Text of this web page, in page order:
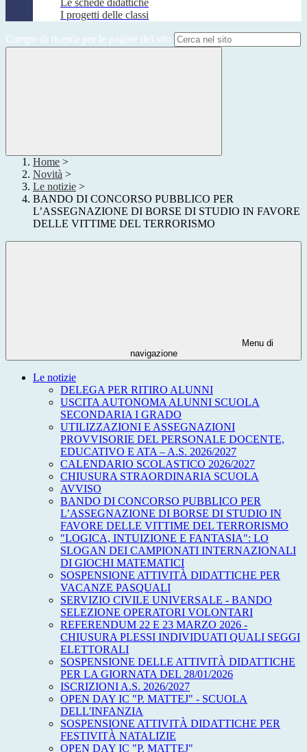
Le schede didattiche
I progetti delle classi
Campo di ricerca per le pagine del sito
Home >
Novità >
Le notizie >
BANDO DI CONCORSO PUBBLICO PER
L’ASSEGNAZIONE DI BORSE DI STUDIO IN FAVORE
DELLE VITTIME DEL TERRORISMO
Menu di
navigazione
Le notizie
DELEGA PER RITIRO ALUNNI
USCITA AUTONOMA ALUNNI SCUOLA
SECONDARIA I GRADO
UTILIZZAZIONI E ASSEGNAZIONI
PROVVISORIE DEL PERSONALE DOCENTE,
EDUCATIVO E ATA – A.S. 2026/2027
CALENDARIO SCOLASTICO 2026/2027
CHIUSURA STRAORDINARIA SCUOLA
AVVISO
BANDO DI CONCORSO PUBBLICO PER
L’ASSEGNAZIONE DI BORSE DI STUDIO IN
FAVORE DELLE VITTIME DEL TERRORISMO
"LOGICA, INTUIZIONE E FANTASIA": LO
SLOGAN DEI CAMPIONATI INTERNAZIONALI
DI GIOCHI MATEMATICI
SOSPENSIONE ATTIVITÀ DIDATTICHE PER
VACANZE PASQUALI
SERVIZIO CIVILE UNIVERSALE - BANDO
SELEZIONE OPERATORI VOLONTARI
REFERENDUM 22 E 23 MARZO 2026 -
CHIUSURA PLESSI INDIVIDUATI QUALI SEGGI
ELETTORALI
SOSPENSIONE DELLE ATTIVITÀ DIDATTICHE
PER LA GIORNATA DEL 28/01/2026
ISCRIZIONI A.S. 2026/2027
OPEN DAY IC "P. MATTEJ" - SCUOLA
DELL'INFANZIA
SOSPENSIONE ATTIVITÀ DIDATTICHE PER
FESTIVITÀ NATALIZIE
OPEN DAY IC "P. MATTEJ"